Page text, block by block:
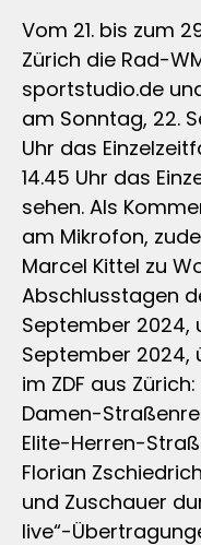
Vom 21. bis zum
Zürich die Rad-
sportstudio.de
am Sonntag, 22.
Uhr das
14.45 Uhr das
sehen. Als
am Mikrofon,
Marcel Kittel zu
Abschlusstagen
September 2024,
September 2024,
im ZDF aus
Damen-
Elite-Herren-
Florian
und Zuschauer
live“-